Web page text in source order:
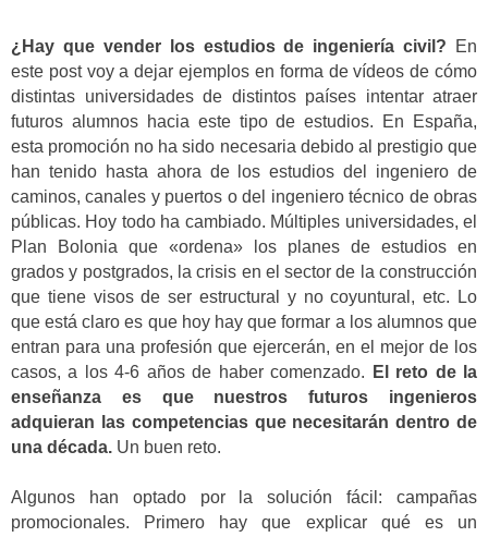
¿Hay que vender los estudios de ingeniería civil? En
este post voy a dejar ejemplos en forma de vídeos de cómo
distintas universidades de distintos países intentar atraer
futuros alumnos hacia este tipo de estudios. En España,
esta promoción no ha sido necesaria debido al prestigio que
han tenido hasta ahora de los estudios del ingeniero de
caminos, canales y puertos o del ingeniero técnico de obras
públicas. Hoy todo ha cambiado. Múltiples universidades, el
Plan Bolonia que «ordena» los planes de estudios en
grados y postgrados, la crisis en el sector de la construcción
que tiene visos de ser estructural y no coyuntural, etc. Lo
que está claro es que hoy hay que formar a los alumnos que
entran para una profesión que ejercerán, en el mejor de los
casos, a los 4-6 años de haber comenzado.
El reto de la
enseñanza es que nuestros futuros ingenieros
adquieran las competencias que necesitarán dentro de
una década. Un buen reto.
Algunos han optado por la solución fácil: campañas
promocionales. Primero hay que explicar qué es un